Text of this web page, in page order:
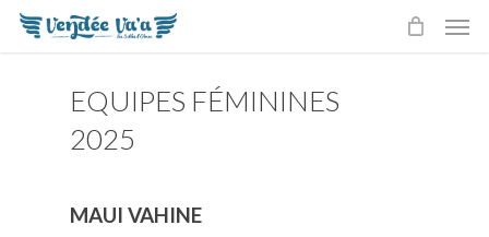
Skip
EQUIPES FÉMININES
2025
MAUI VAHINE